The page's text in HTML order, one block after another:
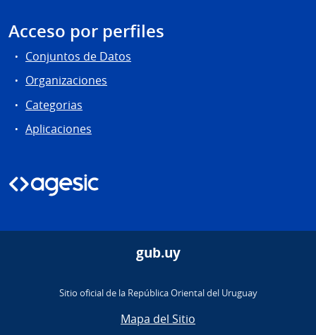
Acceso por perfiles
Conjuntos de Datos
Organizaciones
Categorias
Aplicaciones
gub.uy
Sitio oficial de la República Oriental del Uruguay
Mapa del Sitio